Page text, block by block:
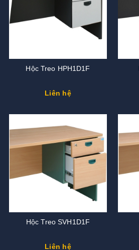
Hộc Treo HPH1D1F
Liên hệ
Hộc Treo SVH1D1F
Liên hệ